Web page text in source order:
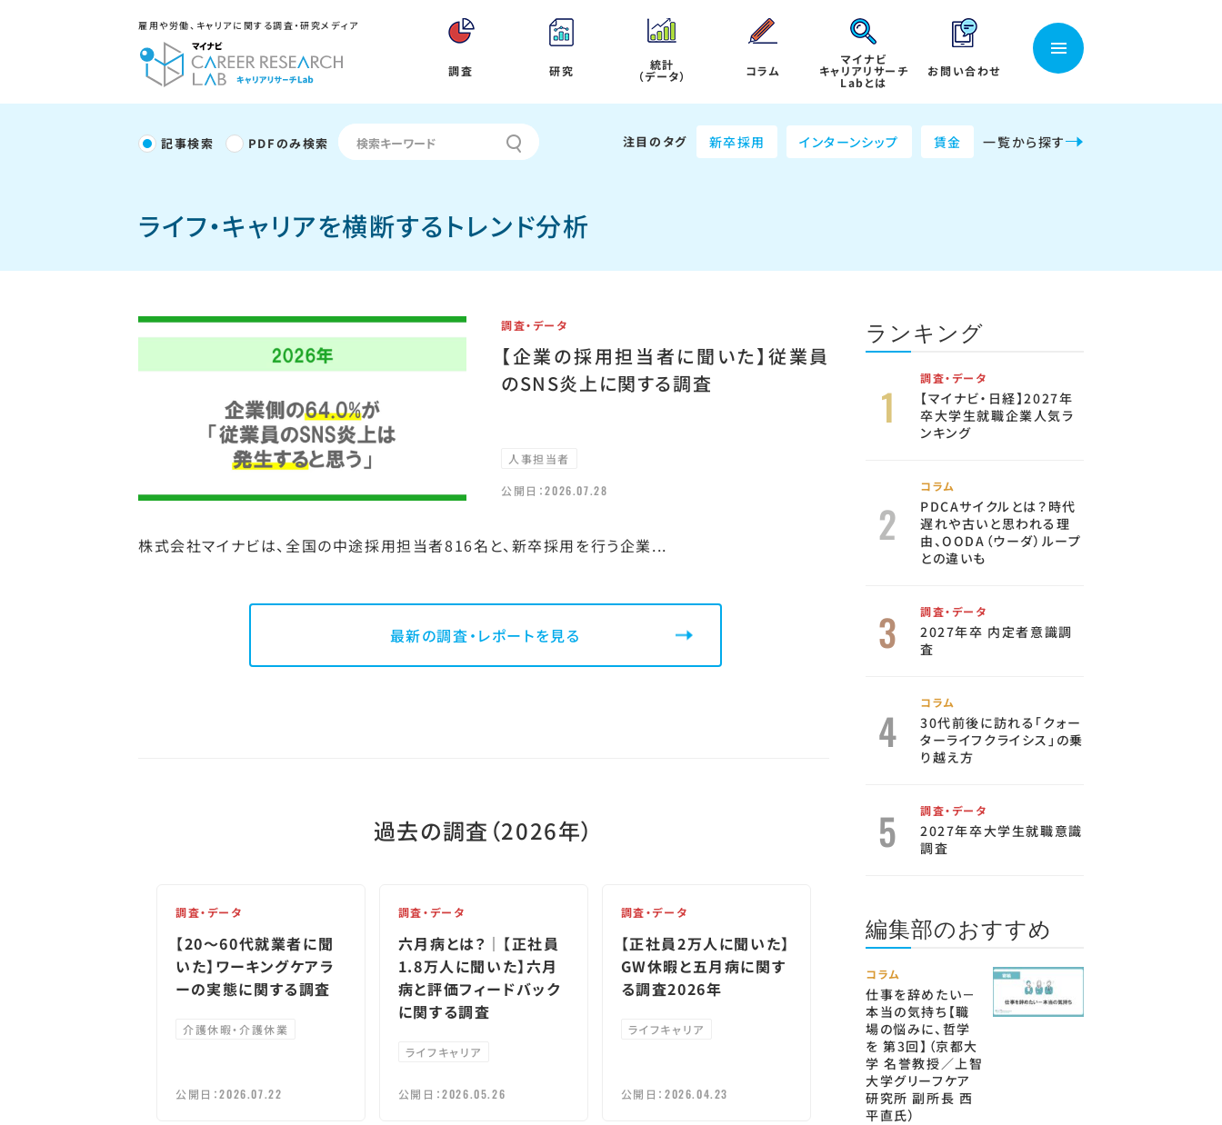
雇用や労働、キャリアに関する調査・研究メディア
調査 研究 統計
（データ） コラム
マイナビ
キャリアリサーチ
Labとは
お問い合わせ
記事検索 PDFのみ検索 注目のタグ 新卒採用 インターンシップ 賃金 一覧から探す
ライフ・キャリアを横断するトレンド分析
調査・データ
【企業の採用担当者に聞いた】従業員
のSNS炎上に関する調査
人事担当者
公開日：2026.07.28
株式会社マイナビは、全国の中途採用担当者816名と、新卒採用を行う企業...
最新の調査・レポートを見る
過去の調査 （2026年）
調査・データ
【20～60代就業者に聞
いた】ワーキングケアラ
ーの実態に関する調査
介護休暇・介護休業
公開日：2026.07.22
調査・データ
六月病とは？｜【正社員
1.8万人に聞いた】六月
病と評価フィードバック
に関する調査
ライフキャリア
公開日：2026.05.26
調査・データ
【正社員2万人に聞いた】
GW休暇と五月病に関す
る調査2026年
ライフキャリア
公開日： 2026.04.23
ランキング
調査・データ
【マイナビ・日経】2027年
卒大学生就職企業人気ラ
ンキング
コラム
PDCAサイクルとは？時代
遅れや古いと思われる理
由、OODA（ウーダ）ループ
との違いも
調査・データ
2027年卒 内定者意識調
査
コラム
30代前後に訪れる「クォー
ターライフクライシス」の乗
り越え方
調査・データ
2027年卒大学生就職意識
調査
編集部のおすすめ
コラム
仕事を辞めたい－
本当の気持ち【職
場の悩みに、哲学
を 第3回】（京都大
学 名誉教授／上智
大学グリーフケア
研究所 副所長 西
平直氏）